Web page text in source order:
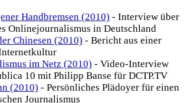
Handbremsen (2010) - Interview über
Onlinejournalismus in Deutschland
Chinesen (2010) - Bericht aus einer
im Netz (2010) - Video-Interview
10 mit Philipp Banse für DCTP.TV
(2010) - Persönliches Plädoyer für einen
Journalismus